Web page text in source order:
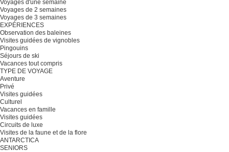
Voyages d'une semaine
Voyages de 2 semaines
Voyages de 3 semaines
EXPÉRIENCES
Observation des baleines
Visites guidées de vignobles
Pingouins
Séjours de ski
Vacances tout compris
TYPE DE VOYAGE
Aventure
Privé
Visites guidées
Culturel
Vacances en famille
Visites guidées
Circuits de luxe
Visites de la faune et de la flore
ANTARCTICA
SENIORS